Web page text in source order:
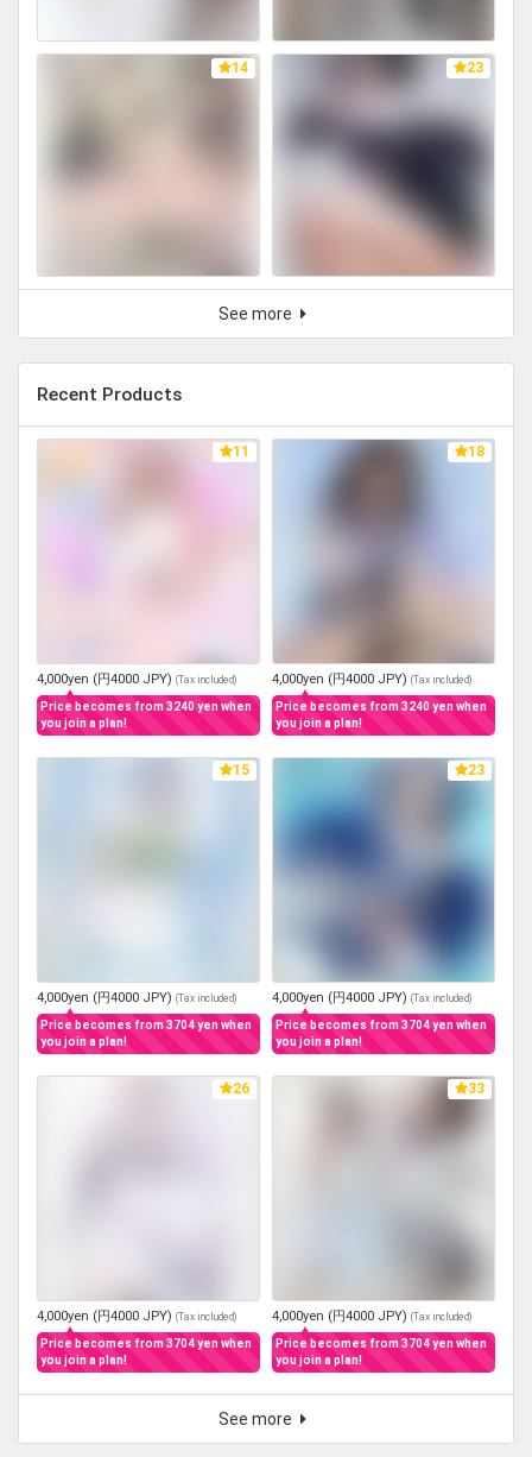
14 23
See more
Recent Products
11
4,000yen (円4000 JPY) (Tax included)
Price becomes from 3240 yen when
you join a plan!
18
4,000yen (円4000 JPY) (Tax included)
Price becomes from 3240 yen when
you join a plan!
15
4,000yen (円4000 JPY) (Tax included)
Price becomes from 3704 yen when
you join a plan!
23
4,000yen (円4000 JPY) (Tax included)
Price becomes from 3704 yen when
you join a plan!
26
4,000yen (円4000 JPY) (Tax included)
Price becomes from 3704 yen when
you join a plan!
33
4,000yen (円4000 JPY) (Tax included)
Price becomes from 3704 yen when
you join a plan!
See more